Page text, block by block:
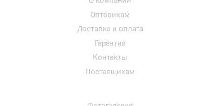
Оптовикам
Доставка и оплата
Гарантия
Контакты
Поставщикам